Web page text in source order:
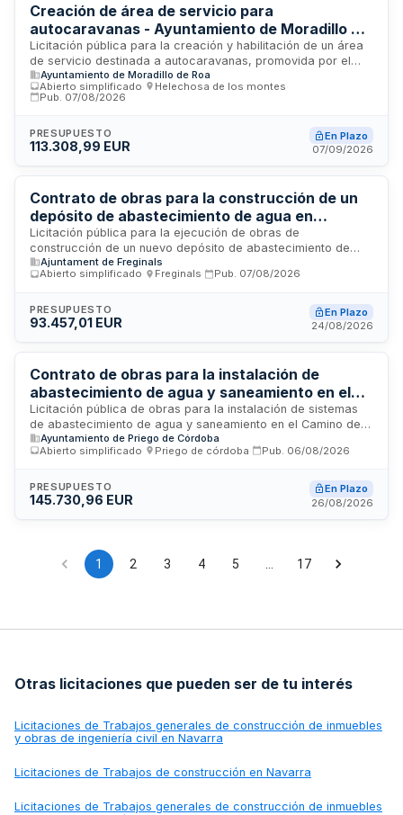
Creación de área de servicio para
autocaravanas - Ayuntamiento de Moradillo de
Roa
Licitación pública para la creación y habilitación de un área
de servicio destinada a autocaravanas, promovida por el
Pleno del Ayuntamiento de Moradillo de Roa. El proyecto
incluye el diseño, construcción y equipamiento de
infraestructuras necesarias para atender a usuarios de
en el municipio. Se trata de una obra de infraestructura
municipal que busca dinamizar el turismo de caravaning en la
Ayuntamiento de Moradillo de Roa
Abierto simplificado
Helechosa de los montes
Pub. 07/08/2026
PRESUPUESTO
113.308,99 EUR
En Plazo
07/09/2026
Contrato de obras para la construcción de un
depósito de abastecimiento de agua en
Freginals
Licitación pública para la ejecución de obras de
construcción de un nuevo depósito de abastecimiento de
agua en el municipio de Freginals. El depósito se ubicará
dentro del recinto de las instalaciones existentes del
insuficiencia de capacidad de almacenamiento de la
instalación actual. El procedimiento es abierto simplificado
contratación pública.
Ajuntament de Freginals
Abierto simplificado
Freginals Pub. 07/08/2026
PRESUPUESTO
93.457,01 EUR
En Plazo
24/08/2026
Contrato de obras para la instalación de
abastecimiento de agua y saneamiento en el
Camino de Quiroga de Priego de Córdoba
Licitación pública de obras para la instalación de sistemas
de abastecimiento de agua y saneamiento en el Camino de
Quiroga, polígono 27 parcela 9022 de Priego de Córdoba. El
procedimiento es abierto simplificado con varios criterios de
del Sector Público y su reglamentación. Los licitadores
deberán estar inscritos en el Registro Oficial de Licitadores y
Ayuntamiento de Priego de Córdoba
Abierto simplificado
Priego de córdoba Pub. 06/08/2026
PRESUPUESTO
145.730,96 EUR
En Plazo
26/08/2026
1 2 3 4 5 … 17
Otras licitaciones que pueden ser de tu interés
Licitaciones de Trabajos generales de construcción de inmuebles
y obras de ingeniería civil en Navarra
Licitaciones de Trabajos de construcción en Navarra
Licitaciones de Trabajos generales de construcción de inmuebles